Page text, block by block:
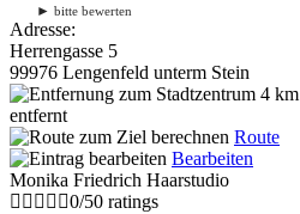
► bitte bewerten
Adresse:
Herrengasse 5
99976 Lengenfeld unterm Stein
4 km
entfernt
Route
Bearbeiten
Monika Friedrich Haarstudio
0/50 ratings